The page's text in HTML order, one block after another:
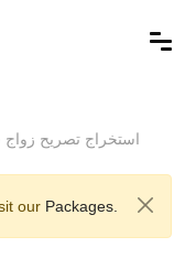
استخراج تصريح
our Packages.